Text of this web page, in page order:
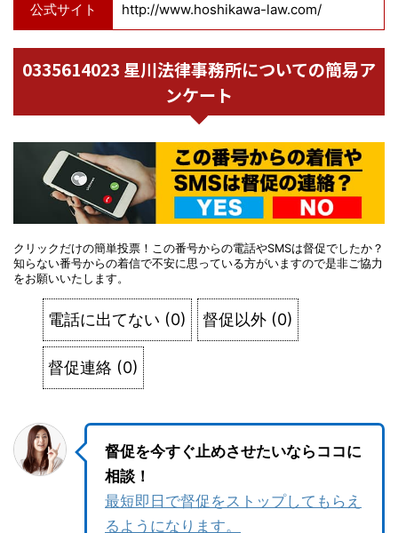
公式サイト http://www.hoshikawa-law.com/
0335614023 星川法律事務所についての簡易ア
ンケート
クリックだけの簡単投票！この番号からの電話やSMSは督促でしたか？
知らない番号からの着信で不安に思っている方がいますので是非ご協力
をお願いいたします。
電話に出てない (0) 督促以外 (0)
督促連絡 (0)
督促を今すぐ止めさせたいならココに
相談！
最短即日で督促をストップしてもらえ
るようになります。